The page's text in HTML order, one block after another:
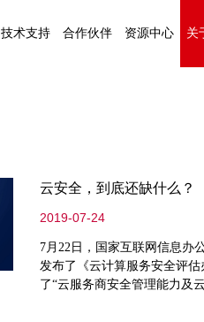
技术支持 合作伙伴 资源中心 关
云安全，到底还缺什么？
2019-07-24
7月22日，国家互联网信息办
发布了《云计算服务安全评
了“云服务商安全管理能力及